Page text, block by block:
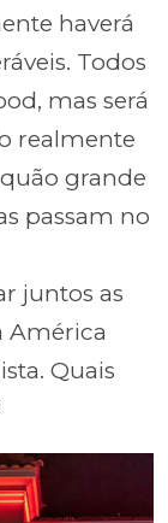
haverá
Todos
mas será
realmente
grande
passam no
juntos as
América
Quais